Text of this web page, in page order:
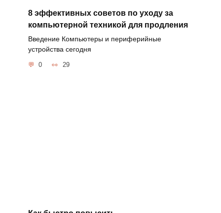
8 эффективных советов по уходу за
компьютерной техникой для продления
Введение Компьютеры и периферийные
устройства сегодня
0 29